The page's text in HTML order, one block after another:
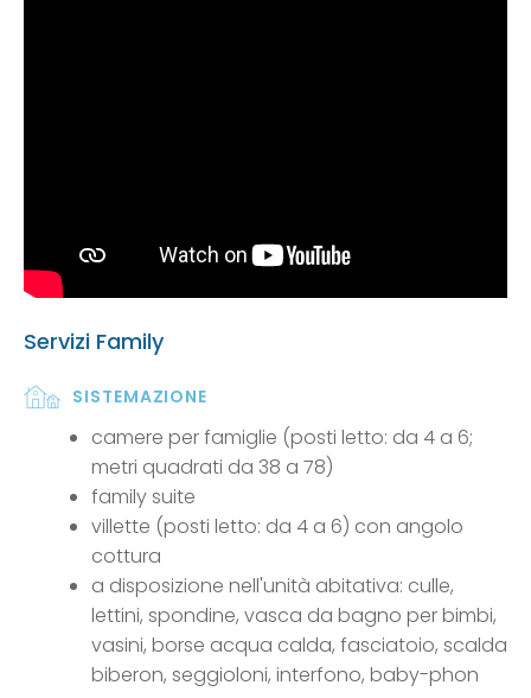
Servizi Family
SISTEMAZIONE
camere per famiglie (posti letto: da 4 a 6;
metri quadrati da 38 a 78)
family suite
villette (posti letto: da 4 a 6) con angolo
cottura
a disposizione nell'unità abitativa: culle,
lettini, spondine, vasca da bagno per bimbi,
vasini, borse acqua calda, fasciatoio, scalda
biberon, seggioloni, interfono, baby-phon